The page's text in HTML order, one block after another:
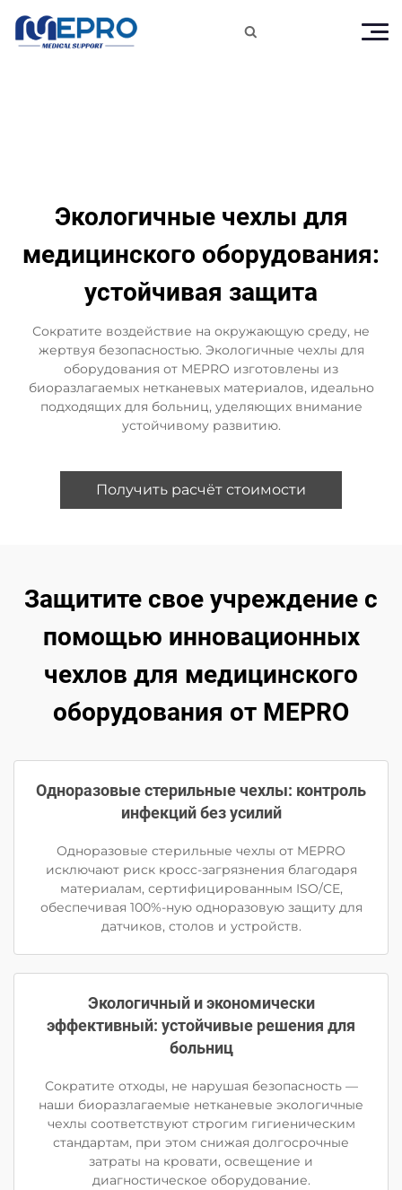

Экологичные чехлы для
медицинского оборудования:
устойчивая защита
Сократите воздействие на окружающую среду, не
жертвуя безопасностью. Экологичные чехлы для
оборудования от MEPRO изготовлены из
биоразлагаемых нетканевых материалов, идеально
подходящих для больниц, уделяющих внимание
устойчивому развитию.
Получить расчёт стоимости
Защитите свое учреждение с
помощью инновационных
чехлов для медицинского
оборудования от MEPRO
Одноразовые стерильные чехлы: контроль
инфекций без усилий
Одноразовые стерильные чехлы от MEPRO
исключают риск кросс-загрязнения благодаря
материалам, сертифицированным ISO/CE,
обеспечивая 100%-ную одноразовую защиту для
датчиков, столов и устройств.
Экологичный и экономически
эффективный: устойчивые решения для
больниц
Сократите отходы, не нарушая безопасность —
наши биоразлагаемые нетканевые экологичные
чехлы соответствуют строгим гигиеническим
стандартам, при этом снижая долгосрочные
затраты на кровати, освещение и
диагностическое оборудование.